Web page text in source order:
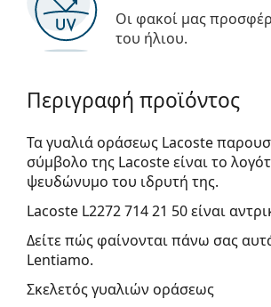
Οι φακοί μας
του ήλιου.
Περιγραφή προϊόντος
Τα γυαλιά οράσεως Lacoste
σύμβολο της Lacoste είναι το
ψευδώνυμο του ιδρυτή της.
Lacoste L2272 714 21 50είναι
Δείτε πώς φαίνονται πάνω σας
Lentiamo.
Σκελετός γυαλιών οράσεως